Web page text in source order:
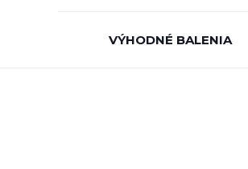
VÝHODNÉ BALENIA